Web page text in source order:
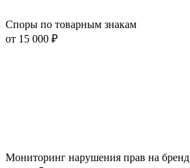
Споры по товарным знакам
от 15 000 ₽
Мониторинг нарушения прав на бренд